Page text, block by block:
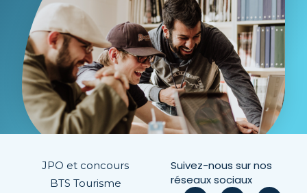
JPO et concours
BTS Tourisme
Suivez-nous sur nos
réseaux sociaux